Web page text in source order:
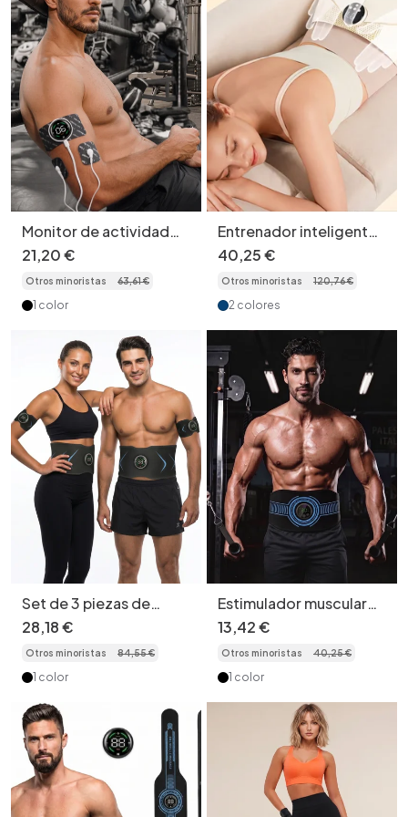
Monitor de actividad
física inteligente | Alivio
inalámbrico del dolor y
los músculos
21,20€
Otros minoristas 63,61€
1 color
Entrenador inteligente
de caderas y glúteos
con
electroestimulación
muscular (EMS), calor y
40,25€
Otros minoristas 120,76€
2 colores
Set de 3 piezas de
estimulador muscular
EMS para abdominales y
brazos | Dispositivo
portátil de fitness
28,18€
Otros minoristas 84,55€
1 color
Estimulador muscular
EMS para tonificar
abdominales |
Dispositivo portátil de
fitness
13,42€
Otros minoristas 40,25€
1 color